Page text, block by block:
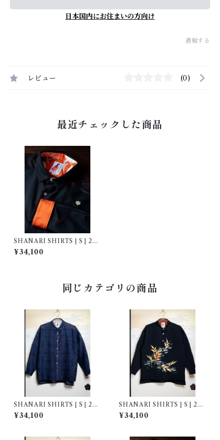
日本国内にお住まいの方向け
通報する
レビュー (0)
最近チェックした商品
SHANARI SHIRTS | S | 262
038
¥34,100
同じカテゴリの商品
SHANARI SHIRTS | S | 262
039
¥34,100
SHANARI SHIRTS | S | 262
036
¥34,100